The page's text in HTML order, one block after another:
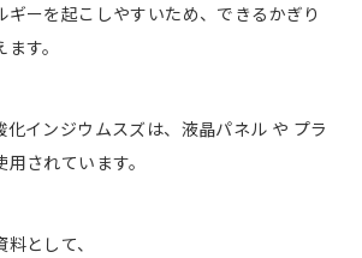
ギーを起こしやすいため、できるかぎり
す。
インジウムスズは、液晶パネル や プラ
されています。
として、